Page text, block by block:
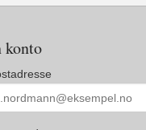
konto